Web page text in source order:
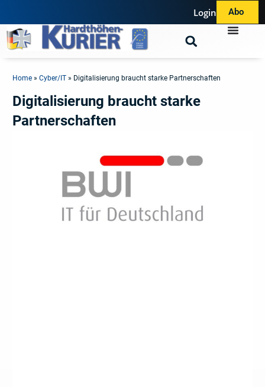
Login Abo
Home »Cyber/IT » Digitalisierung braucht starke Partnerschaften
Digitalisierung braucht starke
Partnerschaften